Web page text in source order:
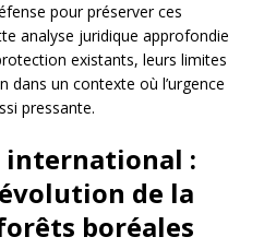
pour préserver ces
analyse juridique approfondie
existants, leurs limites
dans un contexte où l’urgence
pressante.
international :
de la
boréales